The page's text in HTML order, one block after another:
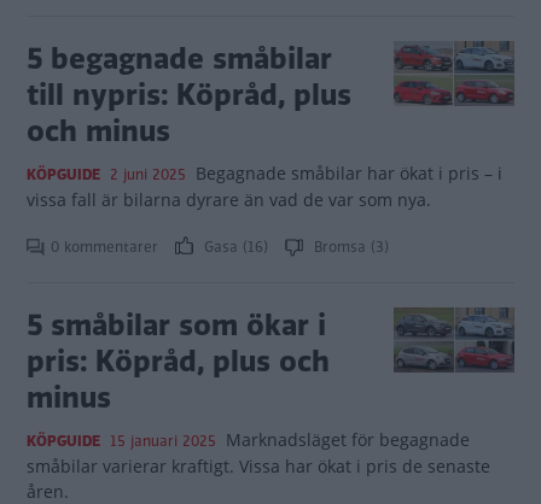
5 begagnade småbilar
till nypris: Köpråd, plus
och minus
KÖPGUIDE 2 juni 2025 Begagnade småbilar har ökat i pris – i
vissa fall är bilarna dyrare än vad de var som nya.
0 kommentarer Gasa (16) Bromsa (3)
5 småbilar som ökar i
pris: Köpråd, plus och
minus
KÖPGUIDE 15 januari 2025 Marknadsläget för begagnade
småbilar varierar kraftigt. Vissa har ökat i pris de senaste
åren.